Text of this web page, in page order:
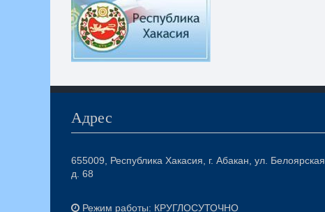
Адрес
655009, Республика Хакасия, г. Абакан, ул. Белоярская,
д. 68
Режим работы: КРУГЛОСУТОЧНО